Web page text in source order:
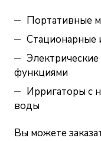
Портативные
Стационарные
функциями
Ирригаторы с
воды
Вы можете